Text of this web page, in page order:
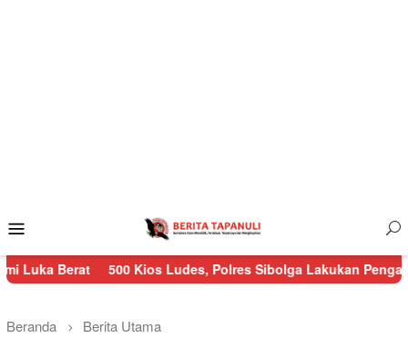
Mobile
500 Kios Ludes, Polres Sibolga Lakukan Pengamanan
Beranda Berita Utama